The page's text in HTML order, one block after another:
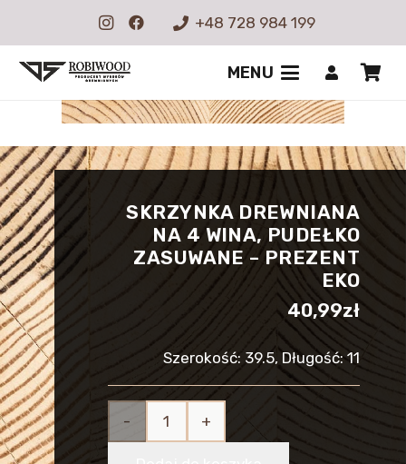
+48 728 984 199
MENU
SKRZYNKA DREWNIANA
NA 4 WINA, PUDEŁKO
ZASUWANE – PREZENT
EKO
40,99zł
Szerokość: 39.5, Długość: 11
ilość